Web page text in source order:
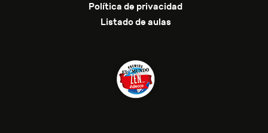
Política de privacidad
Listado de aulas